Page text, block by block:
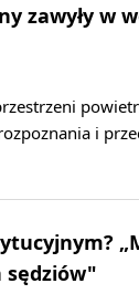
zawyły w
i
sędziów"